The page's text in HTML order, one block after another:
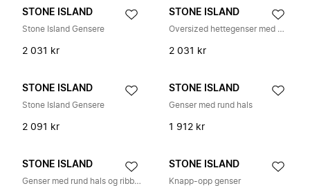
STONE ISLAND
Stone Island Gensere
2 031 kr
STONE ISLAND
Oversized hettegenser med glidelås
2 031 kr
STONE ISLAND
Stone Island Gensere
2 091 kr
STONE ISLAND
Genser med rund hals
1 912 kr
STONE ISLAND
Genser med rund hals og ribbestrikkede sidebånd
STONE ISLAND
Knapp-opp genser